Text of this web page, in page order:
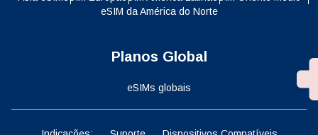
eSIM da América do Norte
Planos Global
eSIMs globais